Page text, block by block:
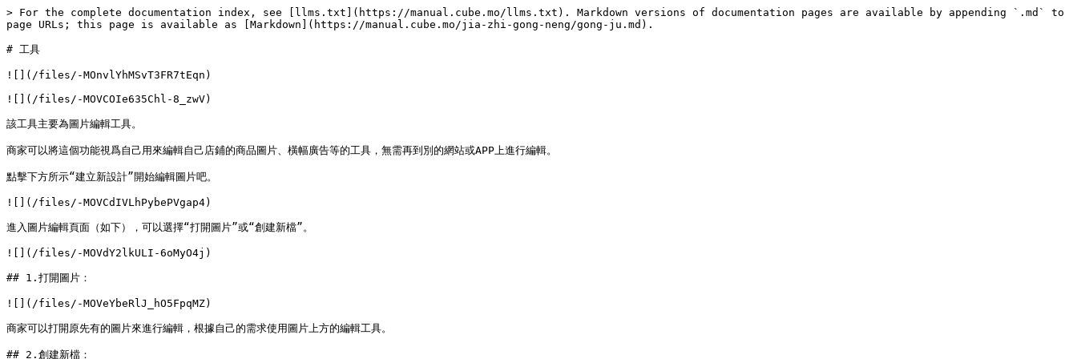
> For the complete documentation index, see [llms.txt](https://manual.cube.mo/llms.txt). Markdown versions of documentation pages are available by appending `.md` to
page URLs; this page is available as [Markdown](https://manual.cube.mo/jia-zhi-gong-neng/gong-ju.md).
# 工具
![](/files/-MOnvlYhMSvT3FR7tEqn)
![](/files/-MOVCOIe635Chl-8_zwV)
該工具主要為圖片編輯工具。
商家可以將這個功能視爲自己用來編輯自己店鋪的商品圖片、橫幅廣告等的工具，無需再到別的網站或APP上進行編輯。
點擊下方所示“建立新設計”開始編輯圖片吧。
![](/files/-MOVCdIVLhPybePVgap4)
進入圖片編輯頁面（如下），可以選擇“打開圖片”或“創建新檔”。
![](/files/-MOVdY2lkULI-6oMyO4j)
## 1.打開圖片：
![](/files/-MOVeYbeRlJ_hO5FpqMZ)
商家可以打開原先有的圖片來進行編輯，根據自己的需求使用圖片上方的編輯工具。
## 2.創建新檔：